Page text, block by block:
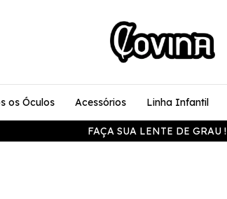
FAÇA SUA LENTE DE GRAU !
os Óculos Acessórios Linha Infantil